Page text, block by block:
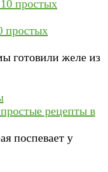
простых
готовили желе из
рецепты в
поспевает у